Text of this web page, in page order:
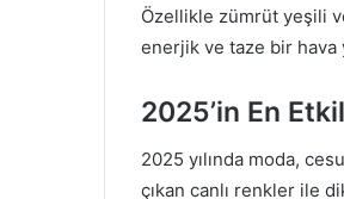
Özellikle zümrüt yeşili
enerjik ve taze bir hava
2025’in En
2025 yılında moda,
çıkan canlı renkler ile